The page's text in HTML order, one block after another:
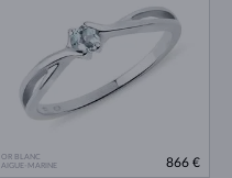
OR BLANC
AIGUE-MARINE
866 €